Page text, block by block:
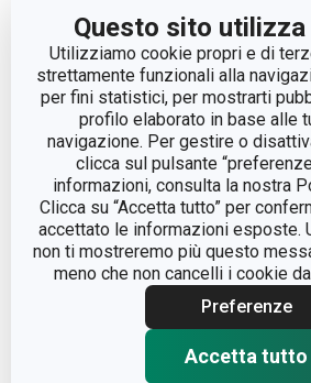
Questo sito
Utilizziamo cookie propri e di
strettamente funzionali alla
per fini statistici, per mostrarti
profilo elaborato in base alle
navigazione. Per gestire o
clicca sul pulsante
informazioni, consulta la nostra
Clicca su “Accetta tutto” per
accettato le informazioni esposte.
non ti mostreremo più questo
meno che non cancelli i cookie
Preferenze
Accetta tutto
Macina semi HANDY
a
4